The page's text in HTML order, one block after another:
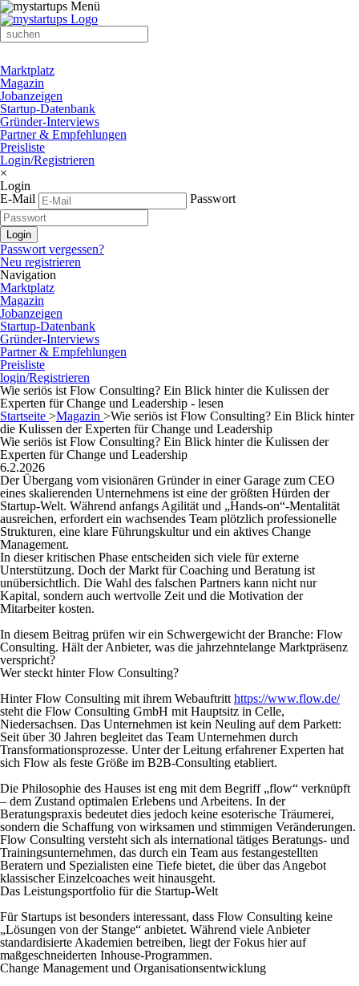
Marktplatz
Magazin
Jobanzeigen
Startup-Datenbank
Gründer-Interviews
Partner & Empfehlungen
Preisliste
Login/Registrieren
×
Login
E-Mail
Passwort
Passwort vergessen?
Neu registrieren
Navigation
Marktplatz
Magazin
Jobanzeigen
Startup-Datenbank
Gründer-Interviews
Partner & Empfehlungen
Preisliste
login/Registrieren
Wie seriös ist Flow Consulting? Ein Blick hinter die Kulissen der
Experten für Change und Leadership - lesen
Startseite >Magazin >Wie seriös ist Flow Consulting? Ein Blick hinter
die Kulissen der Experten für Change und Leadership
Wie seriös ist Flow Consulting? Ein Blick hinter die Kulissen der
Experten für Change und Leadership
6.2.2026
Der Übergang vom visionären Gründer in einer Garage zum CEO
eines skalierenden Unternehmens ist eine der größten Hürden der
Startup-Welt. Während anfangs Agilität und „Hands-on“-Mentalität
ausreichen, erfordert ein wachsendes Team plötzlich professionelle
Strukturen, eine klare Führungskultur und ein aktives Change
Management.
In dieser kritischen Phase entscheiden sich viele für externe
Unterstützung. Doch der Markt für Coaching und Beratung ist
unübersichtlich. Die Wahl des falschen Partners kann nicht nur
Kapital, sondern auch wertvolle Zeit und die Motivation der
Mitarbeiter kosten.
In diesem Beitrag prüfen wir ein Schwergewicht der Branche: Flow
Consulting. Hält der Anbieter, was die jahrzehntelange Marktpräsenz
verspricht?
Wer steckt hinter Flow Consulting?
Hinter Flow Consulting mit ihrem Webauftritt https://www.flow.de/
steht die Flow Consulting GmbH mit Hauptsitz in Celle,
Niedersachsen. Das Unternehmen ist kein Neuling auf dem Parkett:
Seit über 30 Jahren begleitet das Team Unternehmen durch
Transformationsprozesse. Unter der Leitung erfahrener Experten hat
sich Flow als feste Größe im B2B-Consulting etabliert.
Die Philosophie des Hauses ist eng mit dem Begriff „flow“ verknüpft
– dem Zustand optimalen Erlebens und Arbeitens. In der
Beratungspraxis bedeutet dies jedoch keine esoterische Träumerei,
sondern die Schaffung von wirksamen und stimmigen Veränderungen.
Flow Consulting versteht sich als international tätiges Beratungs- und
Trainingsunternehmen, das durch ein Team aus festangestellten
Beratern und Spezialisten eine Tiefe bietet, die über das Angebot
klassischer Einzelcoaches weit hinausgeht.
Das Leistungsportfolio für die Startup-Welt
Für Startups ist besonders interessant, dass Flow Consulting keine
„Lösungen von der Stange“ anbietet. Während viele Anbieter
standardisierte Akademien betreiben, liegt der Fokus hier auf
maßgeschneiderten Inhouse-Programmen.
Change Management und Organisationsentwicklung